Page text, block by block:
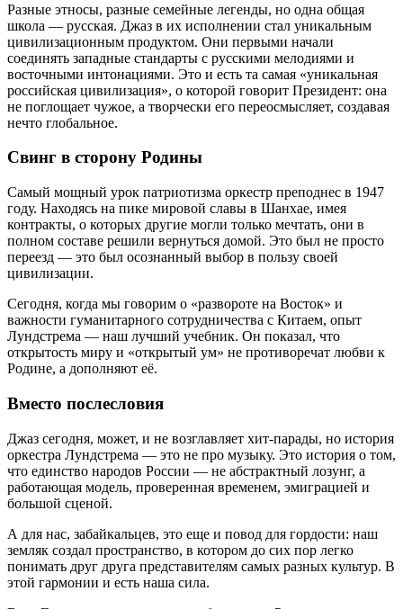
Разные этносы, разные семейные легенды, но одна общая
школа — русская. Джаз в их исполнении стал уникальным
цивилизационным продуктом. Они первыми начали
соединять западные стандарты с русскими мелодиями и
восточными интонациями. Это и есть та самая «уникальная
российская цивилизация», о которой говорит Президент: она
не поглощает чужое, а творчески его переосмысляет, создавая
нечто глобальное.
Свинг в сторону Родины
Самый мощный урок патриотизма оркестр преподнес в 1947
году. Находясь на пике мировой славы в Шанхае, имея
контракты, о которых другие могли только мечтать, они в
полном составе решили вернуться домой. Это был не просто
переезд — это был осознанный выбор в пользу своей
цивилизации.
Сегодня, когда мы говорим о «развороте на Восток» и
важности гуманитарного сотрудничества с Китаем, опыт
Лундстрема — наш лучший учебник. Он показал, что
открытость миру и «открытый ум» не противоречат любви к
Родине, а дополняют её.
Вместо послесловия
Джаз сегодня, может, и не возглавляет хит-парады, но история
оркестра Лундстрема — это не про музыку. Это история о том,
что единство народов России — не абстрактный лозунг, а
работающая модель, проверенная временем, эмиграцией и
большой сценой.
А для нас, забайкальцев, это еще и повод для гордости: наш
земляк создал пространство, в котором до сих пор легко
понимать друг друга представителям самых разных культур. В
этой гармонии и есть наша сила.